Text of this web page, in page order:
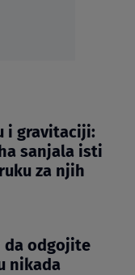
i gravitaciji:
sanjala isti
za njih
da odgojite
nikada